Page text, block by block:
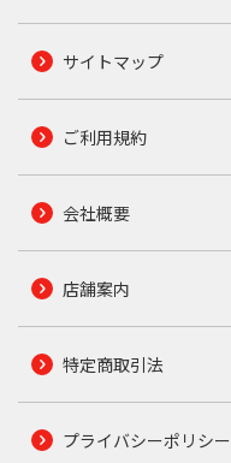
サイトマップ
ご利用規約
会社概要
店舗案内
特定商取引法
プライバシーポリシー